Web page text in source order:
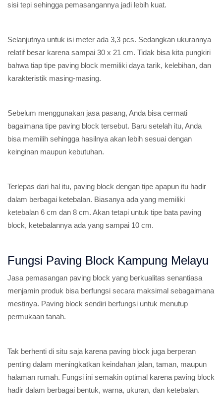
sisi tepi sehingga pemasangannya jadi lebih kuat.
Selanjutnya untuk isi meter ada 3,3 pcs. Sedangkan ukurannya
relatif besar karena sampai 30 x 21 cm. Tidak bisa kita pungkiri
bahwa tiap tipe paving block memiliki daya tarik, kelebihan, dan
karakteristik masing-masing.
Sebelum menggunakan jasa pasang, Anda bisa cermati
bagaimana tipe paving block tersebut. Baru setelah itu, Anda
bisa memilih sehingga hasilnya akan lebih sesuai dengan
keinginan maupun kebutuhan.
Terlepas dari hal itu, paving block dengan tipe apapun itu hadir
dalam berbagai ketebalan. Biasanya ada yang memiliki
ketebalan 6 cm dan 8 cm. Akan tetapi untuk tipe bata paving
block, ketebalannya ada yang sampai 10 cm.
Fungsi Paving Block Kampung Melayu
Jasa pemasangan paving block yang berkualitas senantiasa
menjamin produk bisa berfungsi secara maksimal sebagaimana
mestinya. Paving block sendiri berfungsi untuk menutup
permukaan tanah.
Tak berhenti di situ saja karena paving block juga berperan
penting dalam meningkatkan keindahan jalan, taman, maupun
halaman rumah. Fungsi ini semakin optimal karena paving block
hadir dalam berbagai bentuk, warna, ukuran, dan ketebalan.